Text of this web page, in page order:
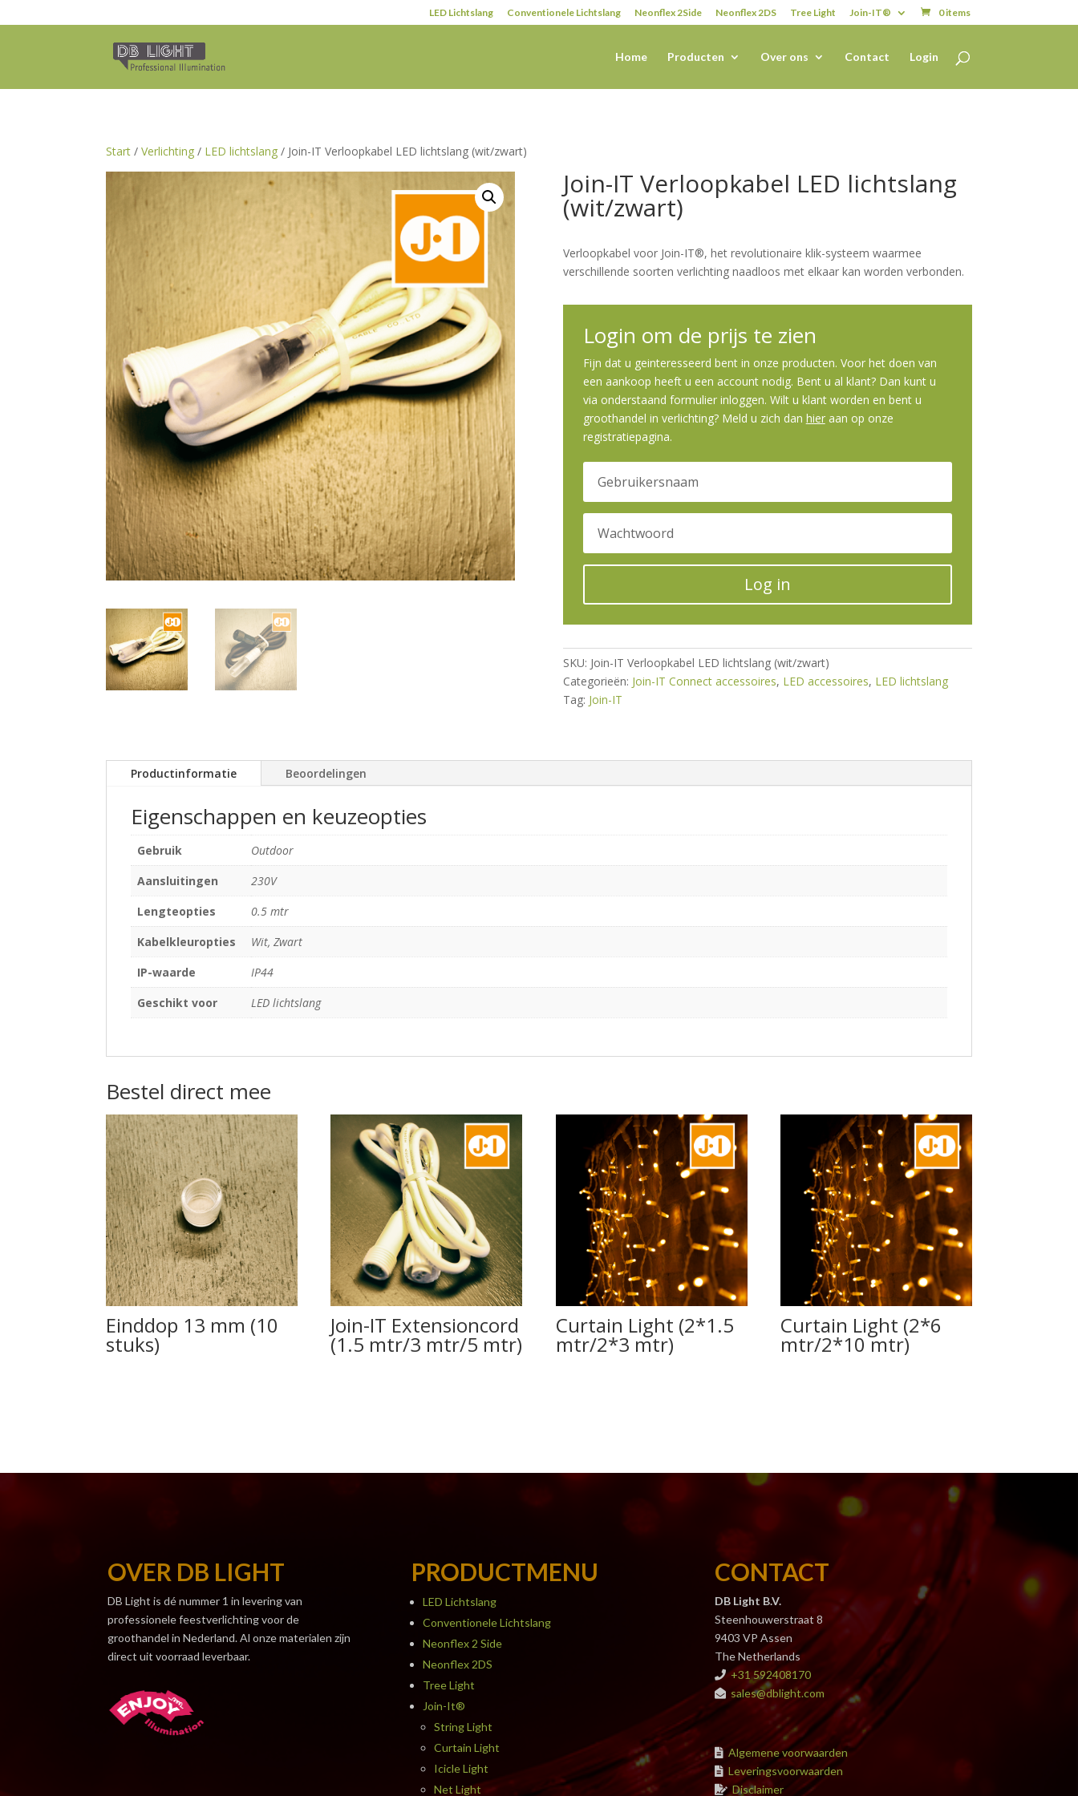
LED Lichtslang Conventionele Lichtslang Neonflex 2Side Neonflex 2DS Tree Light Join-IT® 0 items
Home Producten Over ons Contact Login
Start / Verlichting / LED lichtslang / Join-IT Verloopkabel LED lichtslang (wit/zwart)
Join-IT Verloopkabel LED lichtslang
(wit/zwart)
Verloopkabel voor Join-IT®, het revolutionaire klik-systeem waarmee
verschillende soorten verlichting naadloos met elkaar kan worden verbonden.
Login om de prijs te zien
Fijn dat u geinteresseerd bent in onze producten. Voor het doen van
een aankoop heeft u een account nodig. Bent u al klant? Dan kunt u
via onderstaand formulier inloggen. Wilt u klant worden en bent u
groothandel in verlichting? Meld u zich dan hieraan op onze
registratiepagina.
Log in
SKU: Join-IT Verloopkabel LED lichtslang (wit/zwart)
Categorieën: Join-IT Connect accessoires, LED accessoires, LED lichtslang
Tag: Join-IT
Productinformatie Beoordelingen
Eigenschappen en keuzeopties
Gebruik
Outdoor
Aansluitingen
230V
Lengteopties
0.5 mtr
Kabelkleuropties
Wit, Zwart
IP-waarde
IP44
Geschikt voor
LED lichtslang
Bestel direct mee
Einddop 13 mm (10
stuks)
Join-IT Extensioncord
(1.5 mtr/3 mtr/5 mtr)
Curtain Light (2*1.5
mtr/2*3 mtr)
Curtain Light (2*6
mtr/2*10 mtr)
OVER DB LIGHT
DB Light is dé nummer 1 in levering van
professionele feestverlichting voor de
groothandel in Nederland. Al onze materialen zijn
direct uit voorraad leverbaar.
PRODUCTMENU
LED Lichtslang
Conventionele Lichtslang
Neonflex 2 Side
Neonflex 2DS
Tree Light
Join-It®
String Light
Curtain Light
Icicle Light
Net Light
CONTACT
DB Light B.V.
Steenhouwerstraat 8
9403 VP Assen
The Netherlands
+31 592408170
sales@dblight.com
Algemene voorwaarden
Leveringsvoorwaarden
Disclaimer